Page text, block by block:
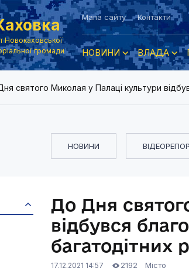
Новокаховської
громади
Мапа сайту Контакти
НОВИНИ ВЛАДА
святого Миколая у Палаці культури
НОВИНИ
До Дня
відбувся
багатодітних
17.12.2021 14:57 2192 Місто